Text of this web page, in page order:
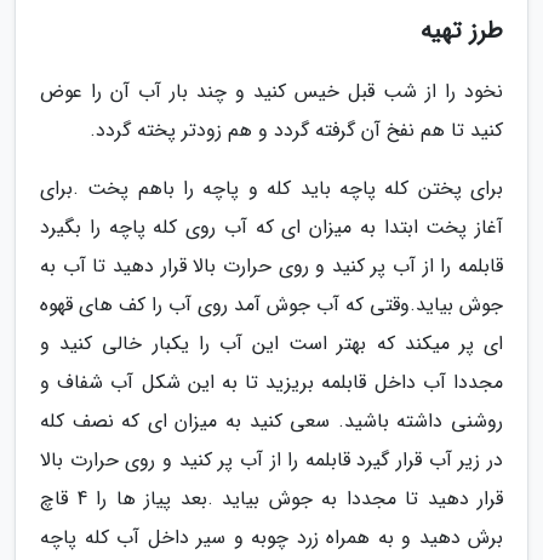
طرز تهیه
نخود را از شب قبل خیس کنید و چند بار آب آن را عوض
کنید تا هم نفخ آن گرفته گردد و هم زودتر پخته گردد.
برای پختن کله پاچه باید کله و پاچه را باهم پخت .برای
آغاز پخت ابتدا به میزان ای که آب روی کله پاچه را بگیرد
قابلمه را از آب پر کنید و روی حرارت بالا قرار دهید تا آب به
جوش بیاید.وقتی که آب جوش آمد روی آب را کف های قهوه
ای پر میکند که بهتر است این آب را یکبار خالی کنید و
مجددا آب داخل قابلمه بریزید تا به این شکل آب شفاف و
روشنی داشته باشید. سعی کنید به میزان ای که نصف کله
در زیر آب قرار گیرد قابلمه را از آب پر کنید و روی حرارت بالا
قرار دهید تا مجددا به جوش بیاید .بعد پیاز ها را 4 قاچ
برش دهید و به همراه زرد چوبه و سیر داخل آب کله پاچه